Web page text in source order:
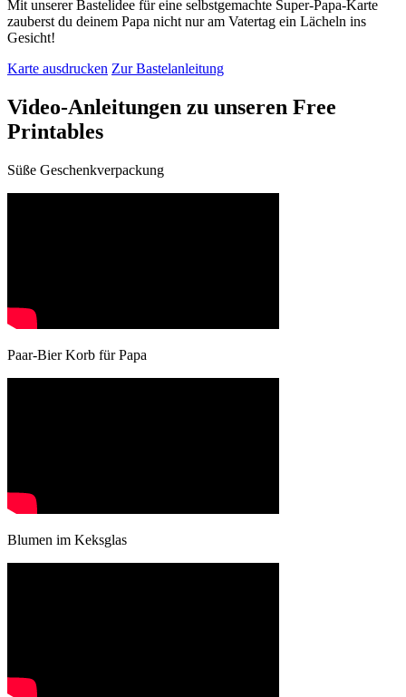
Mit unserer Bastelidee für eine selbstgemachte Super-Papa-Karte
zauberst du deinem Papa nicht nur am Vatertag ein Lächeln ins
Gesicht!
Karte ausdrucken Zur Bastelanleitung
Video-Anleitungen zu unseren Free
Printables
Süße Geschenkverpackung
Paar-Bier Korb für Papa
Blumen im Keksglas